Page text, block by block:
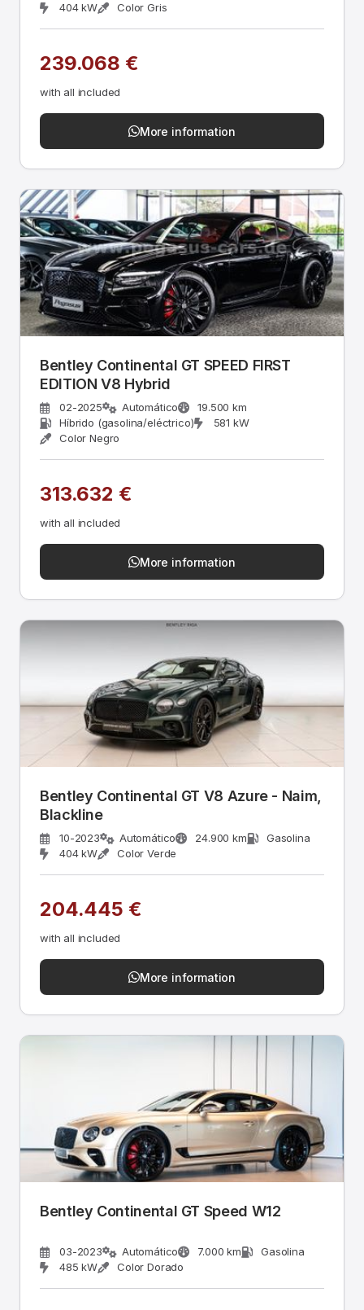
404 kW
Color Gris
239.068 €
with all included
More information
Bentley Continental GT SPEED FIRST
EDITION V8 Hybrid
02-2025 Automático
19.500 km
Híbrido (gasolina/eléctrico)
581 kW
Color Negro
313.632 €
with all included
More information
Bentley Continental GT V8 Azure - Naim,
Blackline
10-2023 Automático 24.900 km
Gasolina
404 kW
Color Verde
204.445 €
with all included
More information
Bentley Continental GT Speed W12
03-2023 Automático 7.000 km
Gasolina
485 kW
Color Dorado